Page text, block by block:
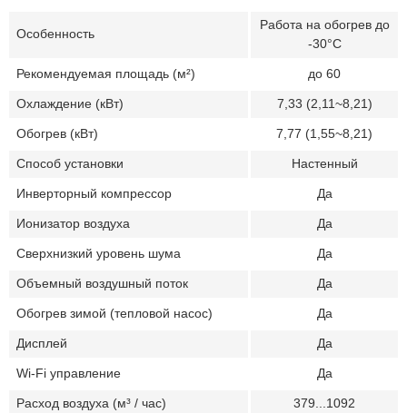
Особенность
Работа на обогрев до
-30°C
Рекомендуемая площадь (м²) до 60
Охлаждение (кВт) 7,33 (2,11~8,21)
Обогрев (кВт) 7,77 (1,55~8,21)
Способ установки Настенный
Инверторный компрессор Да
Ионизатор воздуха Да
Сверхнизкий уровень шума Да
Объемный воздушный поток Да
Обогрев зимой (тепловой насос) Да
Дисплей Да
Wi-Fi управление Да
Расход воздуха (м³ / час) 379...1092